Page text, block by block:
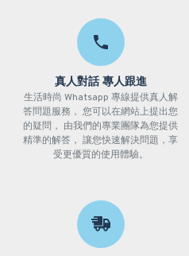
真人對話 專人跟進
生活時尚 Whatsapp 專線提供真人解
答問題服務， 您可以在網站上提出您
的疑問， 由我們的專業團隊為您提供
精準的解答， 讓您快速解決問題，享
受更優質的使用體驗。